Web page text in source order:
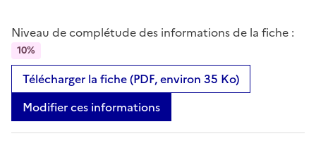
Niveau de complétude des informations de la fiche :
10%
Télécharger la fiche (PDF, environ 35 Ko)
Modifier ces informations